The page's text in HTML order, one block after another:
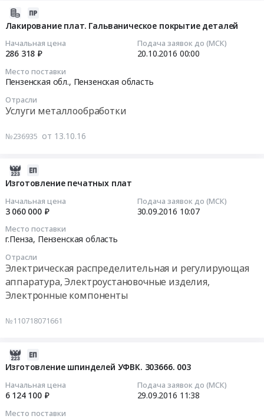
Лакирование плат. Гальваническое покрытие деталей
Начальная цена
286 318 ₽
Подача заявок до (МСК)
20.10.2016 00:00
Место поставки
Пензенская обл., Пензенская область
Отрасли
Услуги металлообработки
№236935 от 13.10.16
Изготовление печатных плат
Начальная цена
3 060 000 ₽
Подача заявок до (МСК)
30.09.2016 10:07
Место поставки
г.Пенза, Пензенская область
Отрасли
Электрическая распределительная и регулирующая
аппаратура, Электроустановочные изделия,
Электронные компоненты
№110718071661
Изготовление шпинделей УФВК. 303666. 003
Начальная цена
6 124 100 ₽
Подача заявок до (МСК)
29.09.2016 11:38
Место поставки